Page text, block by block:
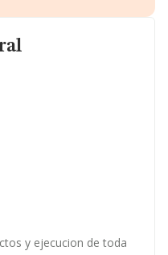
y ejecucion de toda
complementaria.